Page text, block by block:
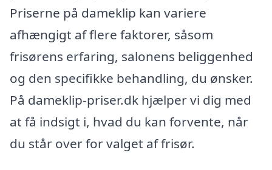
Priserne på dameklip kan variere
afhængigt af flere faktorer, såsom
frisørens erfaring, salonens beliggenhed
og den specifikke behandling, du ønsker.
På dameklip-priser.dk hjælper vi dig med
at få indsigt i, hvad du kan forvente, når
du står over for valget af frisør.